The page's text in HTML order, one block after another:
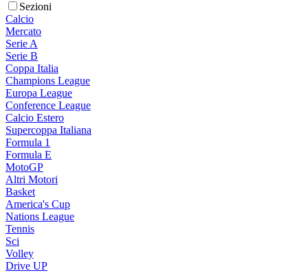
Sezioni
Calcio
Mercato
Serie A
Serie B
Coppa Italia
Champions League
Europa League
Conference League
Calcio Estero
Supercoppa Italiana
Formula 1
Formula E
MotoGP
Altri Motori
Basket
America's Cup
Nations League
Tennis
Sci
Volley
Drive UP